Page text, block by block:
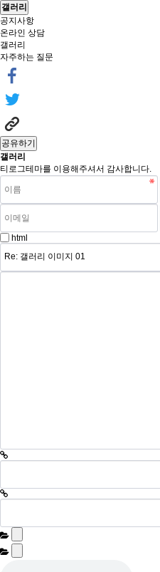
갤러리
공지사항
온라인 상담
갤러리
자주하는 질문
공유하기
갤러리
티로그테마를 이용해주셔서 감사합니다.
html